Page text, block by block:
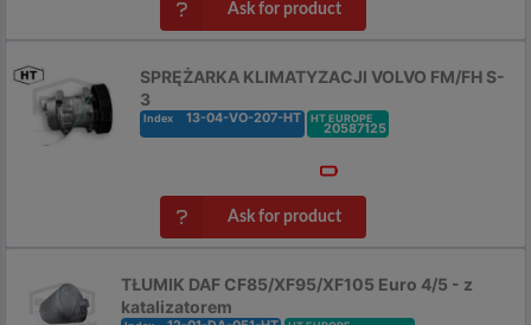
Ask for product
SPRĘŻARKA KLIMATYZACJI VOLVO FM/FH S-
3
Index 13-04-VO-207-HT HT EUROPE
20587125
Ask for product
TŁUMIK DAF CF85/XF95/XF105 Euro 4/5 - z
katalizatorem